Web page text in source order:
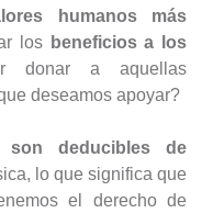
humanos más
los beneficios a los
donar a aquellas
deseamos apoyar?
son deducibles de
lo que significa que
el derecho de